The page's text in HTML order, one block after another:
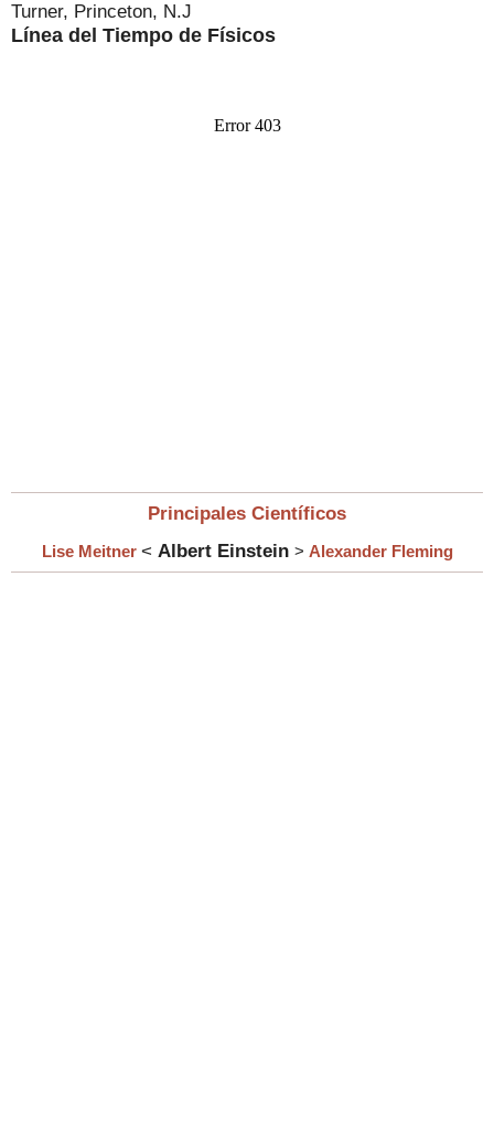
Turner, Princeton, N.J
Línea del Tiempo de Físicos
Principales Científicos
Lise Meitner < Albert Einstein > Alexander Fleming